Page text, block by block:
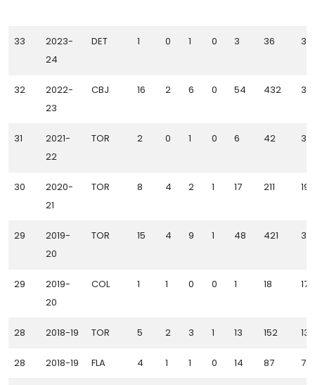
33
2023-
24
DET 1 0 1 0 3 36 33
32
2022-
23
CBJ 16 2 6 0 54 432
31
2021-
22
TOR 2 0 1 0 6 42 36
30
2020-
21
TOR 8 4 2 1 17 211 194
29
2019-
20
TOR 15 4 9 1 48 421
29
2019-
20
COL 1 1 0 0 1 18 17
28 2018-19 TOR 5 2 3 1 13 152 139
28 2018-19 FLA 4 1 1 0 14 87 73